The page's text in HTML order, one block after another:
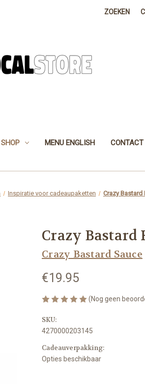
ZOEKEN
MENU ENGLISH CONTACT
Inspiratie voor cadeaupaketten Crazy Bastard
Crazy Bastard
Crazy Bastard Sauce
€19.95
(Nog geen
SKU:
4270000203145
Cadeauverpakking:
Opties beschikbaar